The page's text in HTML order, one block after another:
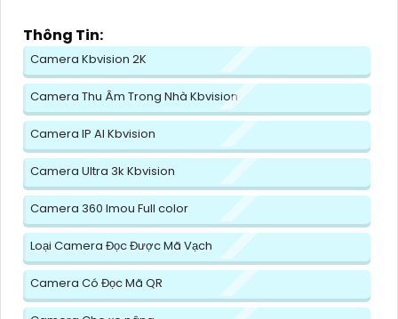
Thông Tin:
Camera Kbvision 2K
Camera Thu Âm Trong Nhà Kbvision
Camera IP AI Kbvision
Camera Ultra 3k Kbvision
Camera 360 Imou Full color
Loại Camera Đọc Được Mã Vạch
Camera Có Đọc Mã QR